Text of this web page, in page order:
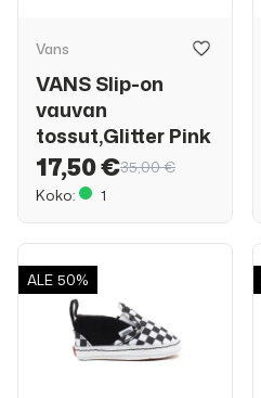
Vans
VANS Slip-on
vauvan
tossut,Glitter Pink
17,50 €35,00 €
Koko:
1
ALE 50%